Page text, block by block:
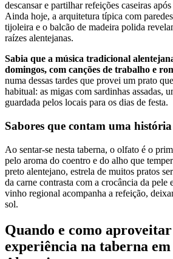
descansar e partilhar refeições caseiras
Ainda hoje, a arquitetura típica com
tijoleira e o balcão de madeira polida
raízes alentejanas.
Sabia que a música tradicional
domingos, com canções de trabalho e
numa dessas tardes que provei um prato
habitual: as migas com sardinhas assadas,
guardada pelos locais para os dias de festa.
Sabores que contam uma história
Ao sentar-se nesta taberna, o olfato é o
pelo aroma do coentro e do alho que
preto alentejano, estrela de muitos pratos
da carne contrasta com a crocância da pele
vinho regional acompanha a refeição,
sol.
Quando e como
experiência na taberna